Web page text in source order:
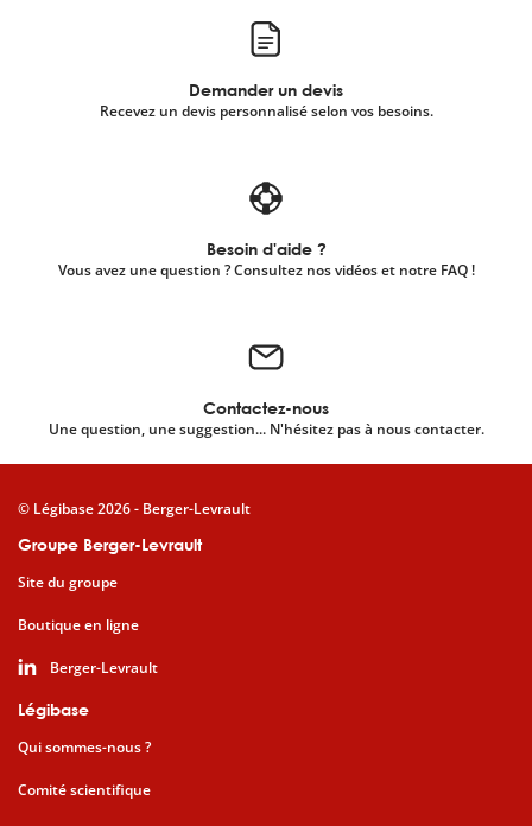
Demander un devis
Recevez un devis personnalisé selon vos besoins.
Besoin d'aide ?
Vous avez une question ? Consultez nos vidéos et notre FAQ !
Contactez-nous
Une question, une suggestion... N'hésitez pas à nous contacter.
Groupe Berger-Levrault
Site du groupe
Boutique en ligne
Berger-Levrault
Légibase
Qui sommes-nous ?
Comité scientifique
© Légibase 2026 - Berger-Levrault